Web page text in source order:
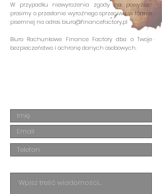
W przypadku niewyrażenia zgody na powyższe
prosimy o przesłanie wyraźnego sprzeciwu w formie
pisemnej na adres biuro@financefactory.pl
Biuro Rachunkowe Finance Factory dba o Twoje
bezpieczeństwo i ochronę danych osobowych.